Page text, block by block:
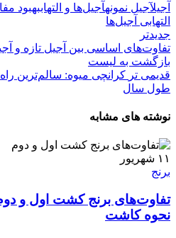
آجیلآجیل نمونهآجیل‌ها و التهاببهبود
التهابی آجیل‌ها
جدیدتر
تفاوت‌های اساسی بین آجیل تازه و
بازگشت به لیست
قدیمی تر کرانچی میوه: سالم‌ترین
طول سال
نوشته های مشابه
۱۱ شهریور
برنج
تفاوت‌های برنج کشت اول و دوم
نحوه کاشت